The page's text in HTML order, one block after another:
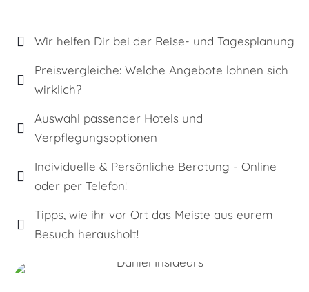
Wir helfen Dir bei der Reise- und Tagesplanung
Preisvergleiche: Welche Angebote lohnen sich
wirklich?
Auswahl passender Hotels und
Verpflegungsoptionen
Individuelle & Persönliche Beratung - Online
oder per Telefon!
Tipps, wie ihr vor Ort das Meiste aus eurem
Besuch herausholt!